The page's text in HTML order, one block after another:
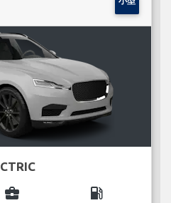
business_center local_gas_station